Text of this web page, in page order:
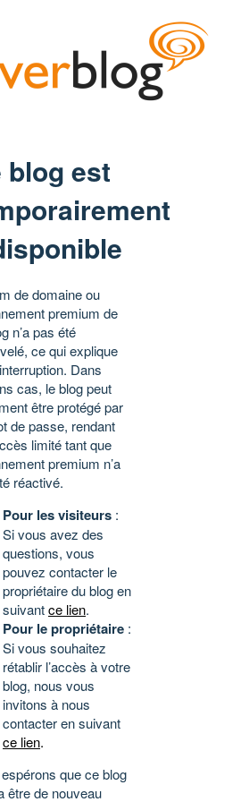
blog est
de domaine ou
premium de
n’a pas été
ce qui explique
Dans
cas, le blog peut
être protégé par
de passe, rendant
limité tant que
premium n’a
réactivé.
Pour les visiteurs :
Si vous avez des
questions, vous
pouvez contacter le
propriétaire du blog en
suivantce lien.
Pour le propriétaire :
Si vous souhaitez
rétablir l’accès à votre
blog, nous vous
invitons à nous
contacter en suivant
ce lien.
que ce blog
être de nouveau